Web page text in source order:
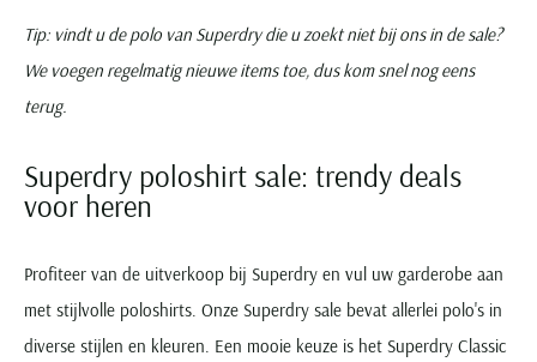
Tip: vindt u de polo van Superdry die u zoekt niet bij ons in de sale?
We voegen regelmatig nieuwe items toe, dus kom snel nog eens
terug.
Superdry poloshirt sale: trendy deals
voor heren
Profiteer van de uitverkoop bij Superdry en vul uw garderobe aan
met stijlvolle poloshirts. Onze Superdry sale bevat allerlei polo's in
diverse stijlen en kleuren. Een mooie keuze is het Superdry Classic